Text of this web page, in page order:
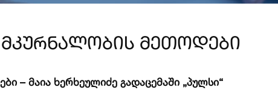
მკურნალობის მეთოდები
– მაია ხერხეულიძე გადაცემაში „პულსი“